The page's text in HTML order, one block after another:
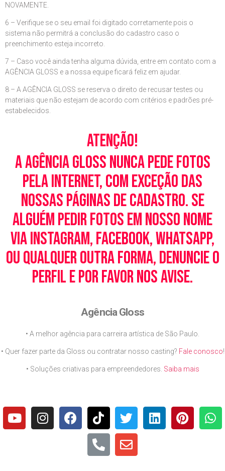
NOVAMENTE.
6 – Verifique se o seu email foi digitado corretamente pois o
sistema não permitrá a conclusão do cadastro caso o
preenchimento esteja incorreto.
7 – Caso você ainda tenha alguma dúvida, entre em contato com a
AGÊNCIA GLOSS e a nossa equipe ficará feliz em ajudar.
8 – A AGÊNCIA GLOSS se reserva o direito de recusar testes ou
materiais que não estejam de acordo com critérios e padrões pré-
estabelecidos.
Atenção!
A Agência Gloss nunca pede fotos
pela Internet, com exceção das
nossas páginas de cadastro. Se
alguém pedir fotos em nosso nome
via Instagram, Facebook, WhatsApp,
ou qualquer outra forma, denuncie o
perfil e por favor nos avise.
Agência Gloss
• A melhor agência para carreira artística de São Paulo.
• Quer fazer parte da Gloss ou contratar nosso casting? Fale conosco!
• Soluções criativas para empreendedores. Saiba mais